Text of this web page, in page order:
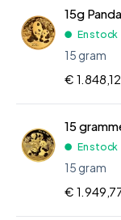
15g
En stock
15 gram
€
15
En stock
15 gram
€